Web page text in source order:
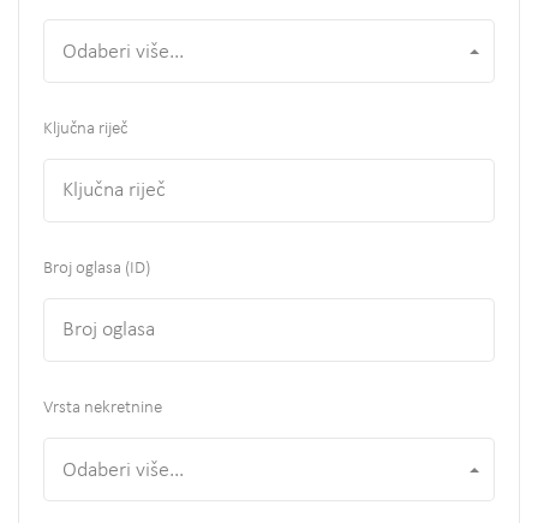
Odaberi više...
Ključna riječ
Broj oglasa (ID)
Vrsta nekretnine
Odaberi više...